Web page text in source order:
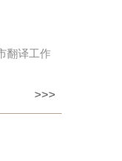
翻译工作
>>>